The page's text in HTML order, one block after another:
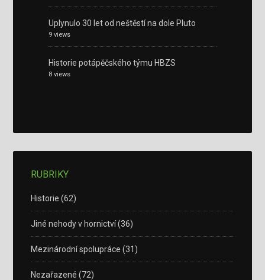
Uplynulo 30 let od neštěstí na dole Pluto
9 views
Historie potápěčského týmu HBZS
8 views
RUBRIKY
Historie (62)
Jiné nehody v hornictví(36)
Mezinárodní spolupráce (31)
Nezařazené (72)